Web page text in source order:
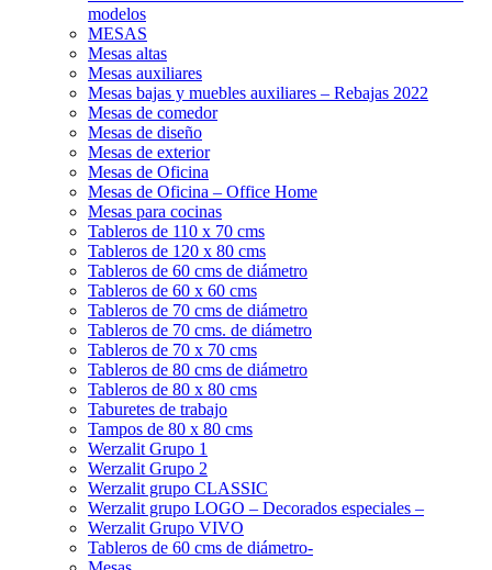
modelos
MESAS
Mesas altas
Mesas auxiliares
Mesas bajas y muebles auxiliares – Rebajas 2022
Mesas de comedor
Mesas de diseño
Mesas de exterior
Mesas de Oficina
Mesas de Oficina – Office Home
Mesas para cocinas
Tableros de 110 x 70 cms
Tableros de 120 x 80 cms
Tableros de 60 cms de diámetro
Tableros de 60 x 60 cms
Tableros de 70 cms de diámetro
Tableros de 70 cms. de diámetro
Tableros de 70 x 70 cms
Tableros de 80 cms de diámetro
Tableros de 80 x 80 cms
Taburetes de trabajo
Tampos de 80 x 80 cms
Werzalit Grupo 1
Werzalit Grupo 2
Werzalit grupo CLASSIC
Werzalit grupo LOGO – Decorados especiales –
Werzalit Grupo VIVO
Tableros de 60 cms de diámetro-